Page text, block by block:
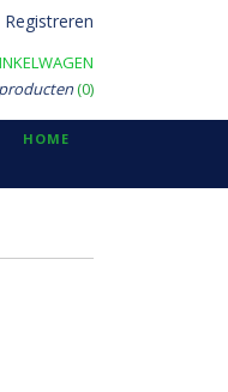
Registreren
(0)
HOME